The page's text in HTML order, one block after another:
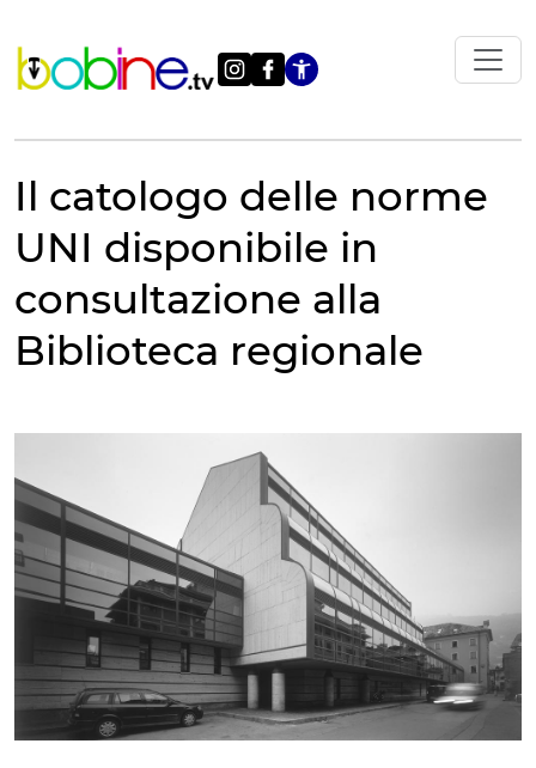
contenuto
Apri le
Il catologo delle norme
UNI disponibile in
consultazione alla
Biblioteca regionale